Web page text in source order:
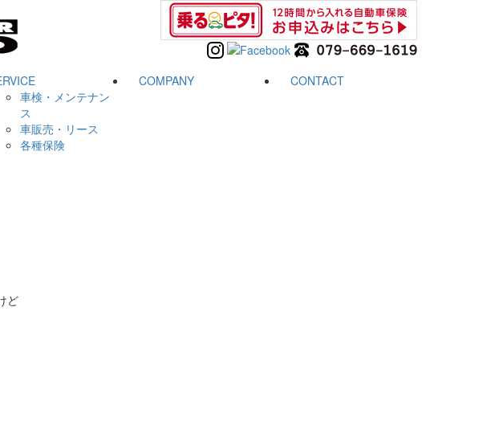
車検・メンテナン
ス
車販売・リース
各種保険
COMPANY CONTACT
ど